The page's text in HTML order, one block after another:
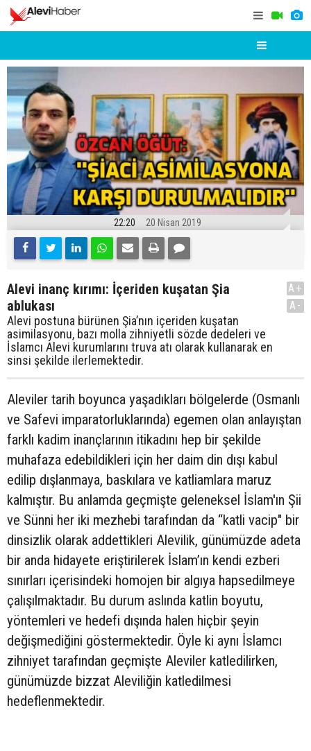
22:20 20 Nisan 2019
Alevi inanç kırımı: İçeriden kuşatan Şia
ablukası
Alevi postuna bürünen Şia’nın içeriden kuşatan
asimilasyonu, bazı molla zihniyetli sözde dedeleri ve
İslamcı Alevi kurumlarını truva atı olarak kullanarak en
sinsi şekilde ilerlemektedir.
A+
A-
Aleviler tarih boyunca yaşadıkları bölgelerde (Osmanlı
ve Safevi imparatorluklarında) egemen olan anlayıştan
farklı kadim inançlarının itikadını hep bir şekilde
muhafaza edebildikleri için her daim din dışı kabul
edilip dışlanmaya, baskılara ve katliamlara maruz
kalmıştır. Bu anlamda geçmişte geleneksel İslam'ın Şii
ve Sünni her iki mezhebi tarafından da “katli vacip" bir
dinsizlik olarak addettikleri Alevilik, günümüzde adeta
bir anda hidayete eriştirilerek İslam’ın kendi ezberi
sınırları içerisindeki homojen bir algıya hapsedilmeye
çalışılmaktadır. Bu durum aslında katlin boyutu,
yöntemleri ve hedefi dışında halen hiçbir şeyin
değişmediğini göstermektedir. Öyle ki aynı İslamcı
zihniyet tarafından geçmişte Aleviler katledilirken,
günümüzde bizzat Aleviliğin katledilmesi
hedeflenmektedir.